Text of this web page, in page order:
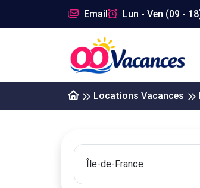
Email Lun - Ven (09 -
Locations Vacances